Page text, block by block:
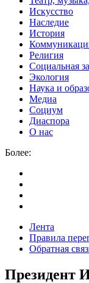
Искусство
Наследие
История
Религия
Социальная
Экология
Наука и
Медиа
Социум
Диаспора
О нас
Более:
Лента
Правила
Обратная
Президент